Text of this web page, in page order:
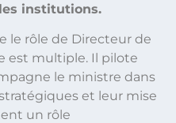
institutions.
le rôle de Directeur de
est multiple. Il pilote
le ministre dans
et leur mise
un rôle